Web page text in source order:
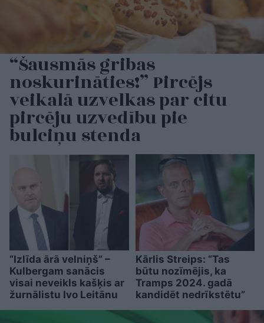
“Šausmās gribas
noskurināties!” Pircējs
veikalā uzvelkas par citu
pircēju uzvedību pie
bulciņu stenda
“Izlīda ārā velniņš” –
Kulbergam sanācis
visai neveikls kašķis ar
žurnālistu Ivo Leitānu
Kārlis Streips: “Tas
būtu nozīmējis, ka
Tramps 2024. gadā
kandidēt nedrīkstētu”